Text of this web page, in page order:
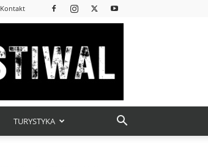
Kontakt
TURYSTYKA